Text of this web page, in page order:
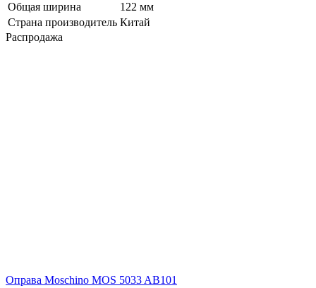
Общая ширина
122 мм
Страна производитель Китай
Распродажа
Оправа Moschino MOS 5033 AB101